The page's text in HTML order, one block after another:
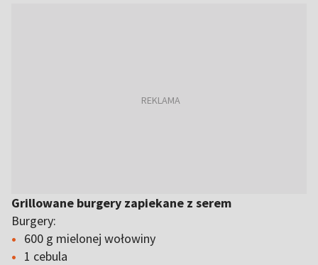
Grillowane burgery zapiekane z serem
Burgery:
600 g mielonej wołowiny
1 cebula